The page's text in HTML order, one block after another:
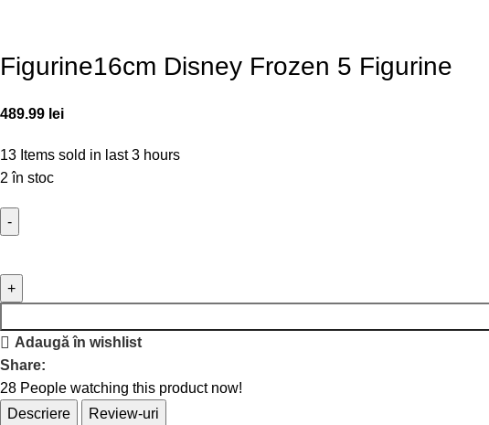
Figurine16cm Disney Frozen 5 Figurine
489.99 lei
13 Items sold in last 3 hours
2 în stoc
Adaugă în wishlist
Share:
28 People watching this product now!
Descriere
Review-uri